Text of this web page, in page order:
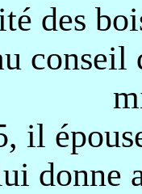
des
il
donne